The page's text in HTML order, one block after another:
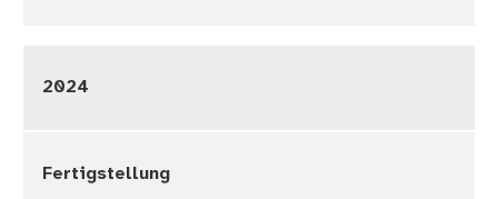
2024
Fertigstellung